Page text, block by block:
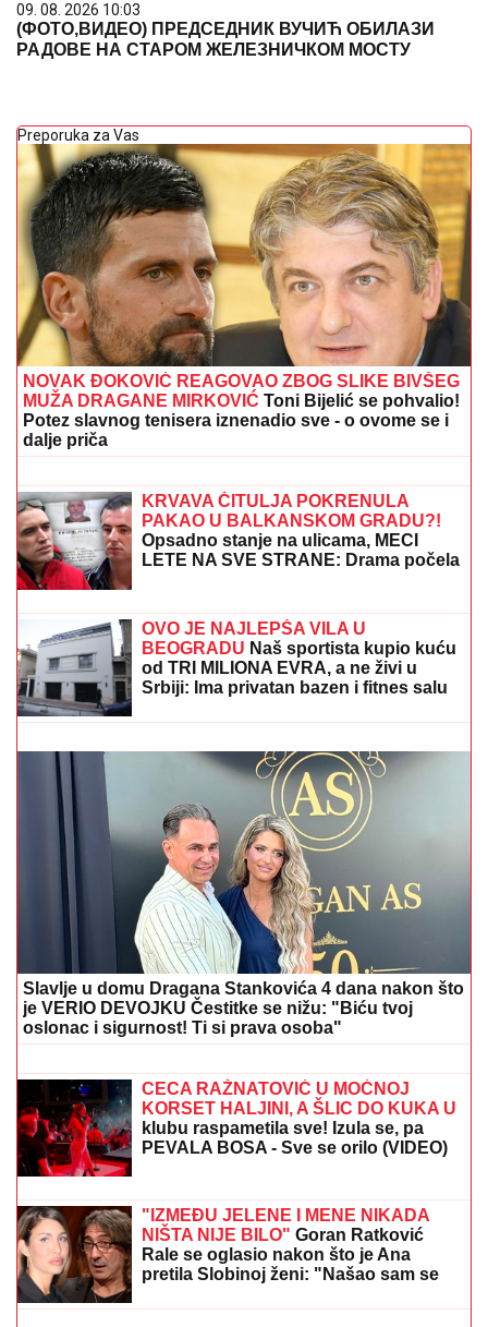
09. 08. 2026 10:03
(ФОТО,ВИДЕО) ПРЕДСЕДНИК ВУЧИЋ ОБИЛАЗИ
РАДОВЕ НА СТАРОМ ЖЕЛЕЗНИЧКОМ МОСТУ
Preporuka za Vas
NOVAK ĐOKOVIĆ REAGOVAO ZBOG SLIKE BIVŠEG
MUŽA DRAGANE MIRKOVIĆ Toni Bijelić se pohvalio!
Potez slavnog tenisera iznenadio sve - o ovome se i
dalje priča
NAKON SAOBRAĆAJKE!Uhvaćeni
zajedno u Budvi: Ivan sa ZAVOJEM
preko celog stopala, a evo kako
pevačica izgleda nakon udesa u Crnoj
Gori
Opsadno stanje na ulicama, MECI
LETE NA SVE STRANE: Drama počela
ubistvom na sastanku zbog duga
Zviceru, onda je usledio HAOS (FOTO)
JELENA RADANOVIĆ DOBIJA MONSTRUOZNE
PORUKE
Nakon pretnji Ane Nikolić proživljava horor,
sve objavila: "Patetični ste"
OVO JE NAJLEPŠA VILA U
BEOGRADUNaš sportista kupio kuću
od TRI MILIONA EVRA, a ne živi u
Srbiji: Ima privatan bazen i fitnes salu
(FOTO) AUTO ZGUŽVAN KAO
LIMENKA, TOČAK ODLETEO! Prve
slike užasa kod Jasenovika:
Dramatični prizori sa lica mesta,